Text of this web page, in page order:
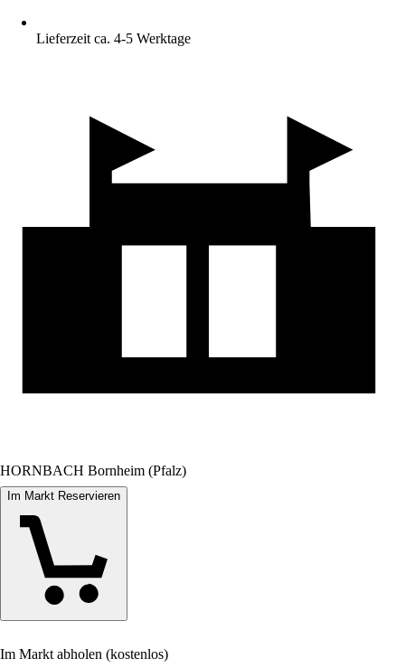
Lieferzeit ca. 4-5 Werktage
HORNBACH Bornheim (Pfalz)
Im Markt Reservieren
Im Markt abholen (kostenlos)